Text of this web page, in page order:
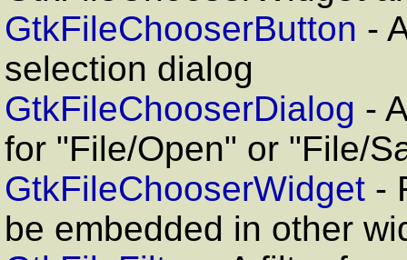
GtkFileChooserButton -
selection dialog
GtkFileChooserDialog -
for "File/Open" or "File/
GtkFileChooserWidget -
be embedded in other